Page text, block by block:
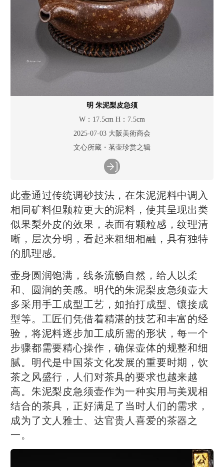
明 朱泥梨皮急须
W：17.5cm H：7.5cm
2025-07-03 大阪美術商会
文心所藏・茗壶珍赏之辑
此壶通过传统调砂技法，在朱泥泥料中调入
相同矿料但颗粒更大的泥料，使其呈现出类
似果梨外皮的效果，表面有颗粒感，纹理清
晰，层次分明，看起来粗细相融，具有独特
的肌理感。
壶身圆润饱满，线条流畅自然，给人以柔
和、圆润的美感。明代的朱泥梨皮急须壶大
多采用手工成型工艺，如拍打成型、镶接成
型等。工匠们凭借着精湛的技艺和丰富的经
验，将泥料逐步加工成所需的形状，每一个
步骤都需要精心操作，确保壶体的规整和细
腻。明代是中国茶文化发展的重要时期，饮
茶之风盛行，人们对茶具的要求也越来越
高。朱泥梨皮急须壶作为一种实用与美观相
结合的茶具，正好满足了当时人们的需求，
成为了文人雅士、达官贵人喜爱的茶器之
一。